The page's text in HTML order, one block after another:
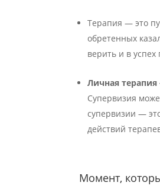
Терапия — это
обретенных
верить и в
Личная
Супервизия
супервизии —
действий
Момент,